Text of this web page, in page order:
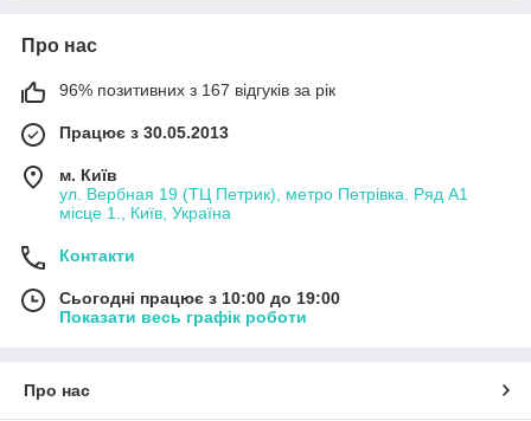
Про нас
96% позитивних з 167 відгуків за рік
Працює з 30.05.2013
м. Київ
ул. Вербная 19 (ТЦ Петрик), метро Петрівка. Ряд А1
місце 1., Київ, Україна
Контакти
Сьогодні працює з 10:00 до 19:00
Показати весь графік роботи
Про нас